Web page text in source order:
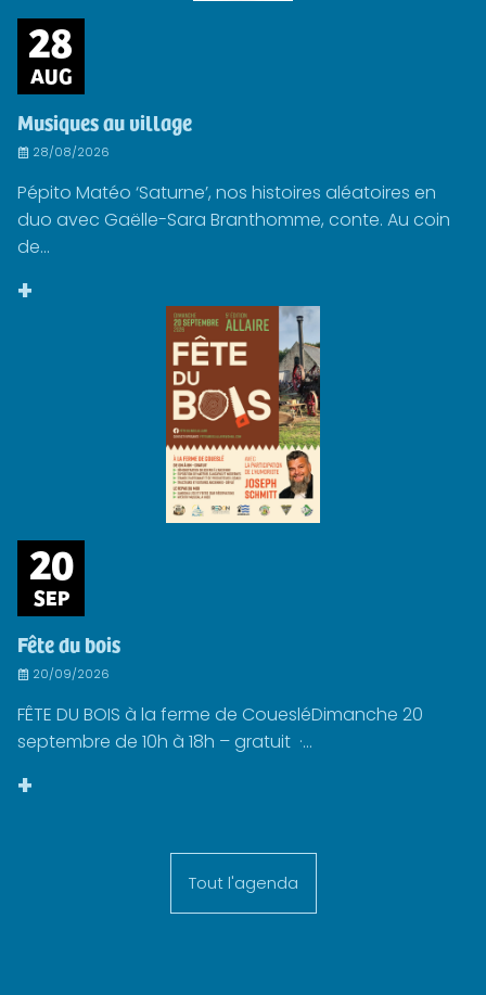
28
AUG
Musiques au village
28/08/2026
Pépito Matéo ‘Saturne’, nos histoires aléatoires en
duo avec Gaëlle-Sara Branthomme, conte. Au coin
de...
+
20
SEP
Fête du bois
20/09/2026
FÊTE DU BOIS à la ferme de CouesléDimanche 20
septembre de 10h à 18h – gratuit ·...
+
Tout l'agenda